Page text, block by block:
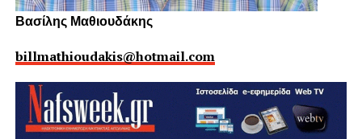
Βασίλης Μαθιουδάκης
billmathioudakis@hotmail.com